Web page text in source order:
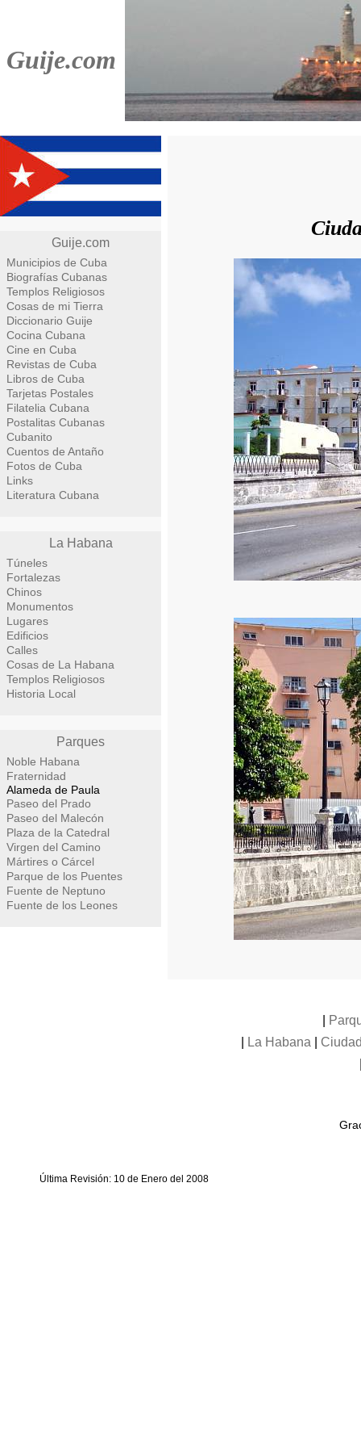
Guije.com
Guije.com
Municipios de Cuba
Biografías Cubanas
Templos Religiosos
Cosas de mi Tierra
Diccionario Guije
Cocina Cubana
Cine en Cuba
Revistas de Cuba
Libros de Cuba
Tarjetas Postales
Filatelia Cubana
Postalitas Cubanas
Cubanito
Cuentos de Antaño
Fotos de Cuba
Links
Literatura Cubana
La Habana
Túneles
Fortalezas
Chinos
Monumentos
Lugares
Edificios
Calles
Cosas de La Habana
Templos Religiosos
Historia Local
Parques
Noble Habana
Fraternidad
Alameda de Paula
Paseo del Prado
Paseo del Malecón
Plaza de la Catedral
Virgen del Camino
Mártires o Cárcel
Parque de los Puentes
Fuente de Neptuno
Fuente de los Leones
La Habana
Última Revisión: 10 de Enero del 2008